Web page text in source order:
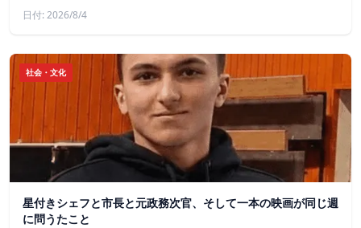
日付: 2026/8/4
社会・文化
星付きシェフと市長と元政務次官、そして一本の映画が同じ週
に問うたこと